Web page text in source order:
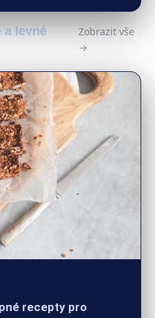
a levné
Zobrazit vše
→
recepty pro